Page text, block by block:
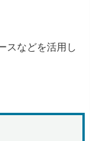
スなどを活用し